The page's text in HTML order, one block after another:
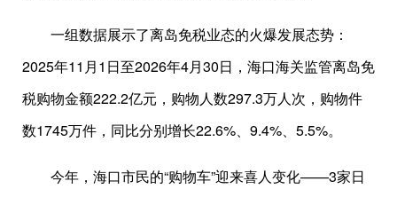
一组数据展示了离岛免税业态的火爆发展态势：
2025年11月1日至2026年4月30日，海口海关监管离岛免
税购物金额222.2亿元，购物人数297.3万人次，购物件
数1745万件，同比分别增长22.6%、9.4%、5.5%。
今年，海口市民的“购物车”迎来喜人变化——3家日